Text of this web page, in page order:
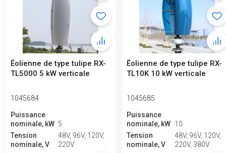
Éolienne de type tulipe RX-
TL5000 5 kW verticale
1045684
Puissance
nominale, kW 5
Tension
nominale, V
48V, 96V, 120V,
220V
Éolienne de type tulipe RX-
TL10K 10 kW verticale
1045685
Puissance
nominale, kW 10
Tension
nominale, V
48V, 96V, 120V,
220V, 380V